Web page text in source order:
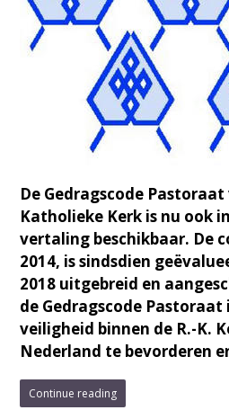
De Gedragscode
Katholieke Kerk is nu ook
vertaling beschikbaar. De
2014, is sindsdien
2018 uitgebreid en
de Gedragscode Pastoraat
veiligheid binnen de R.-K.
Nederland te bevorderen
Continue reading